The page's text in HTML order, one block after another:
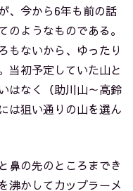
、今から6年も前の話
ようなものである。
もないから、ゆったり
当初予定していた山と
はなく（助川山～高鈴
は狙い通りの山を選ん
鼻の先のところまでき
沸かしてカップラーメ